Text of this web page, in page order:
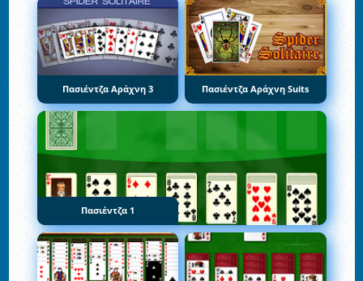
Πασιέντζα Αράχνη 3 Πασιέντζα Αράχνη Suits
Πασιέντζα 1